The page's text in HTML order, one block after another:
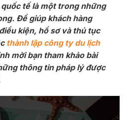
tế là một trong những
Để giúp khách hàng
kiện, hồ sơ và thủ tục
thành lập công ty du lịch
mời bạn tham khảo bài
thông tin pháp lý được